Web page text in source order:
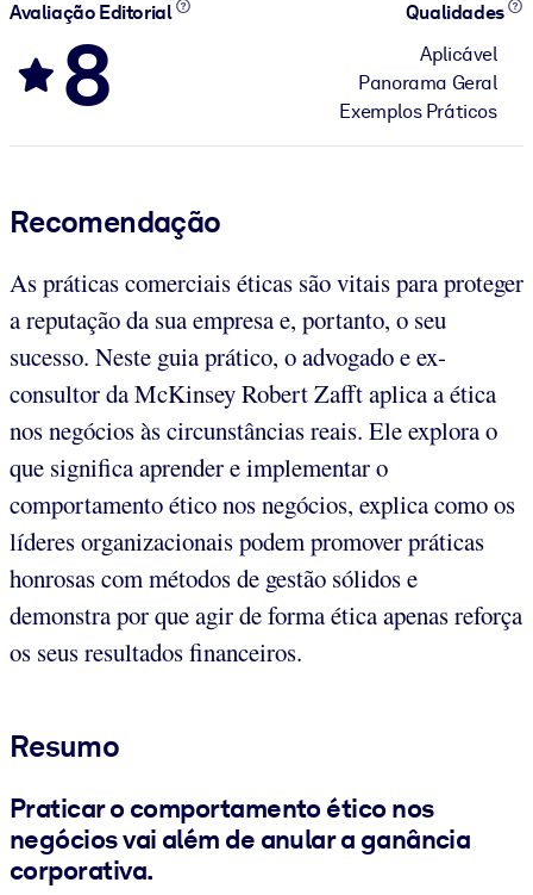
Avaliação Editorial
8
Qualidades
Aplicável
Panorama Geral
Exemplos Práticos
Recomendação
As práticas comerciais éticas são vitais para proteger
a reputação da sua empresa e, portanto, o seu
sucesso. Neste guia prático, o advogado e ex-
consultor da McKinsey Robert Zafft aplica a ética
nos negócios às circunstâncias reais. Ele explora o
que significa aprender e implementar o
comportamento ético nos negócios, explica como os
líderes organizacionais podem promover práticas
honrosas com métodos de gestão sólidos e
demonstra por que agir de forma ética apenas reforça
os seus resultados financeiros.
Resumo
Praticar o comportamento ético nos
negócios vai além de anular a ganância
corporativa.